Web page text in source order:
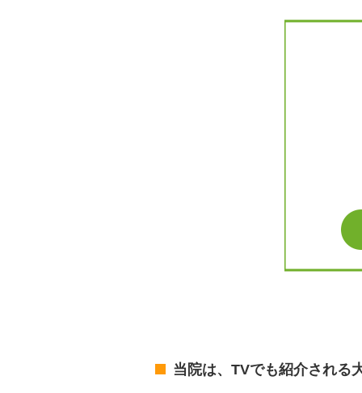
当院は、TVでも紹介される